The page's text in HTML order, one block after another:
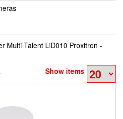
Multi Talent LiD010 Proxitron -
Show items